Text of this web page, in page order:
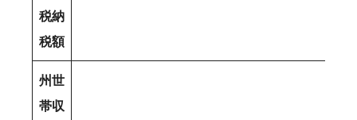
税納
税額
州世
帯収